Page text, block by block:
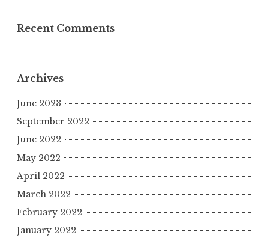
Recent Comments
Archives
June 2023
September 2022
June 2022
May 2022
April 2022
March 2022
February 2022
January 2022